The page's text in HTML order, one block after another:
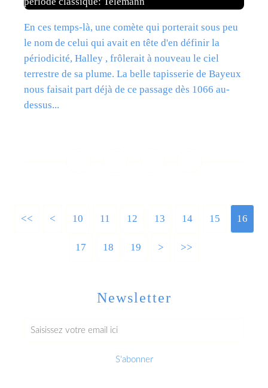
En ces temps-là, une comète qui porterait sous peu
le nom de celui qui avait en tête d'en définir la
périodicité, Halley , frôlerait à nouveau le ciel
terrestre de sa plume. La belle tapisserie de Bayeux
nous faisait part déjà de ce passage dès 1066 au-
dessus...
<< < 10 11 12 13 14 15 16
17 18 19 > >>
Newsletter